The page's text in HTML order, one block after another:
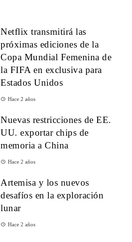
Netflix transmitirá las
próximas ediciones de la
Copa Mundial Femenina de
la FIFA en exclusiva para
Estados Unidos
Hace 2 años
Nuevas restricciones de EE.
UU. exportar chips de
memoria a China
Hace 2 años
Artemisa y los nuevos
desafíos en la exploración
lunar
Hace 2 años